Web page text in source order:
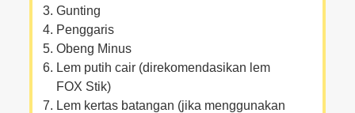
Gunting
Penggaris
Obeng Minus
Lem putih cair (direkomendasikan lem
FOX Stik)
Lem kertas batangan (jika menggunakan